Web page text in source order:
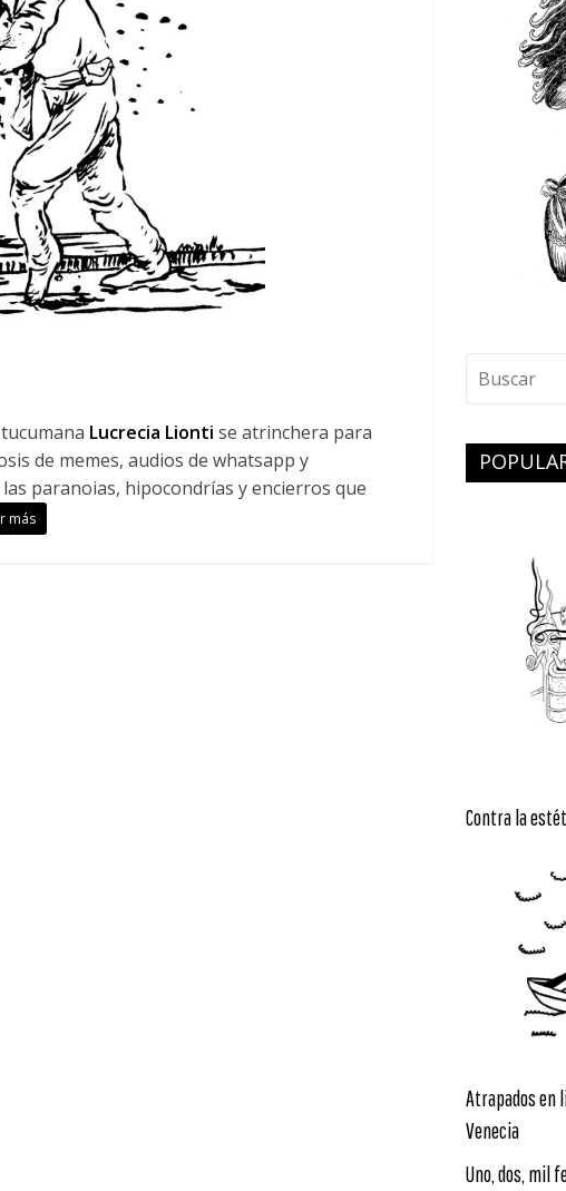
Lucrecia Lionti se atrinchera para
de memes, audios de whatsapp y
paranoias, hipocondrías y encierros que
más
Contra la
Atrapados en
Venecia
Uno, dos, mil